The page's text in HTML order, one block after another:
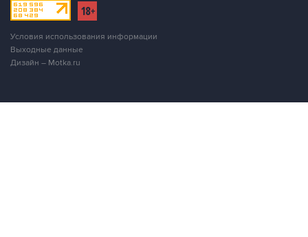
Условия использования информации
Выходные данные
Дизайн – Motka.ru